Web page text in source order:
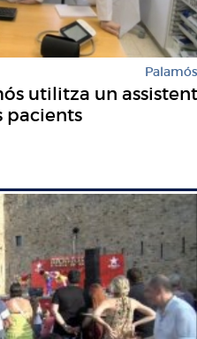
Palamós
utilitza un assistent
pacients